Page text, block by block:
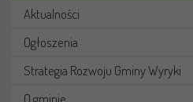
Aktualności
Ogłoszenia
Strategia Rozwoju Gminy Wyryki
O gminie